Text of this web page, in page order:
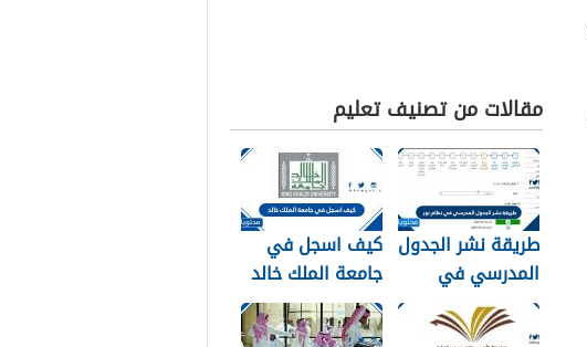
مقالات من تصنيف تعليم
طريقة نشر الجدول
المدرسي في
نظام نور 1448
كيف اسجل في
جامعة الملك خالد
1448